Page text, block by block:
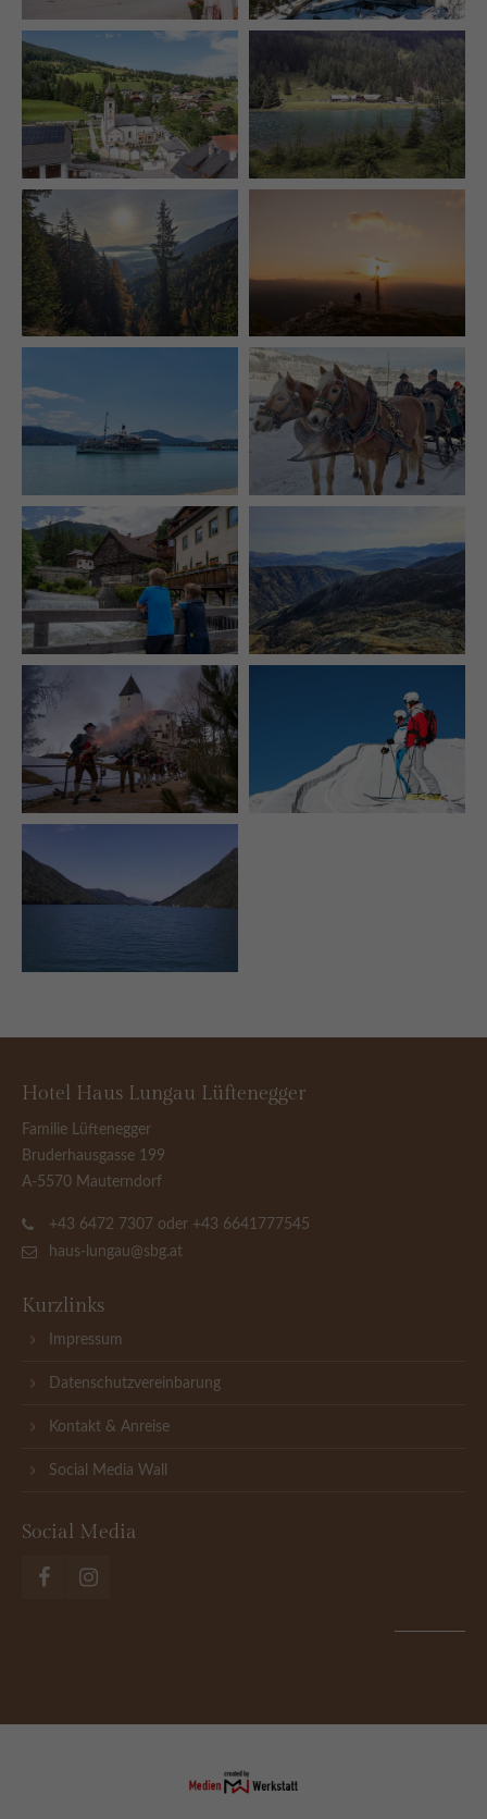
Hotel Haus Lungau Lüftenegger
Familie Lüftenegger
Bruderhausgasse 199
A-5570 Mauterndorf
+43 6472 7307 oder +43 6641777545
haus-lungau@sbg.at
Kurzlinks
Impressum
Datenschutzvereinbarung
Kontakt & Anreise
Social Media Wall
Social Media